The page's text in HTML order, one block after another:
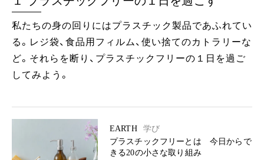
私たちの身の回りにはプラスチック製品であふれてい
る。レジ袋、食品用フィルム、使い捨てのカトラリーな
ど。それらを断り、プラスチックフリーの１日を過ご
してみよう。
EARTH
学び
プラスチックフリーとは 今日からで
きる20の小さな取り組み